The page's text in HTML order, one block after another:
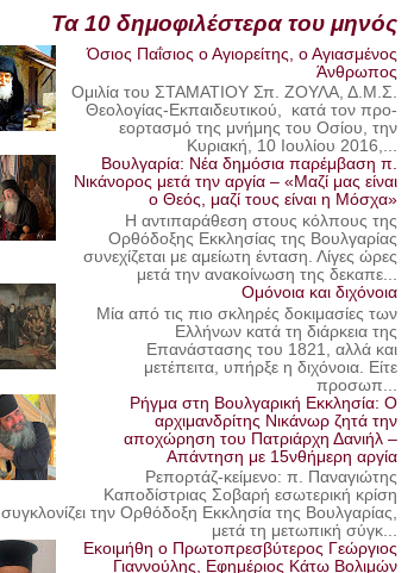
Τα 10 δημοφιλέστερα του μηνός
Όσιος Παΐσιος ο Αγιορείτης, ο Αγιασμένος
Άνθρωπος
Ομιλία του ΣΤΑΜΑΤΙΟΥ Σπ. ΖΟΥΛΑ, Δ.Μ.Σ.
Θεολογίας-Εκπαιδευτικού, κατά τον προ-
εορτασμό της μνήμης του Οσίου, την
Κυριακή, 10 Ιουλίου 2016,...
Βουλγαρία: Νέα δημόσια παρέμβαση π.
Νικάνορος μετά την αργία – «Μαζί μας είναι
ο Θεός, μαζί τους είναι η Μόσχα»
Η αντιπαράθεση στους κόλπους της
Ορθόδοξης Εκκλησίας της Βουλγαρίας
συνεχίζεται με αμείωτη ένταση. Λίγες ώρες
μετά την ανακοίνωση της δεκαπε...
Ομόνοια και διχόνοια
Μία από τις πιο σκληρές δοκιμασίες των
Ελλήνων κατά τη διάρκεια της
Επανάστασης του 1821, αλλά και
μετέπειτα, υπήρξε η διχόνοια. Είτε
προσωπ...
Ρήγμα στη Βουλγαρική Εκκλησία: Ο
αρχιμανδρίτης Νικάνωρ ζητά την
αποχώρηση του Πατριάρχη Δανιήλ –
Απάντηση με 15νθήμερη αργία
Ρεπορτάζ-κείμενο: π. Παναγιώτης
Καποδίστριας Σοβαρή εσωτερική κρίση
συγκλονίζει την Ορθόδοξη Εκκλησία της Βουλγαρίας,
μετά τη μετωπική σύγκ...
Εκοιμήθη ο Πρωτοπρεσβύτερος Γεώργιος
Γιαννούλης, Εφημέριος Κάτω Βολιμών